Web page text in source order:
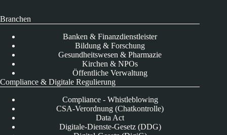
Branchen
Banken & Finanzdienstleister
Bildung & Forschung
Gesundheitswesen & Pharmazie
Kirchen & NPOs
Öffentliche Verwaltung
Compliance & Digitale Regulierung
Compliance - Whistleblowing
CSA-Verordnung (Chatkontrolle)
Data Act
Digitale-Dienste-Gesetz (DDG)